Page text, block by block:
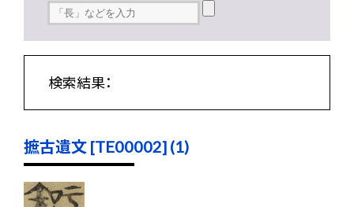
検索結果：
摭古遺文 [TE00002] (1)